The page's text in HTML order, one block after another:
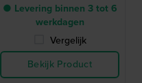
● Levering binnen 3 tot 6
werkdagen
Vergelijk
Bekijk Product